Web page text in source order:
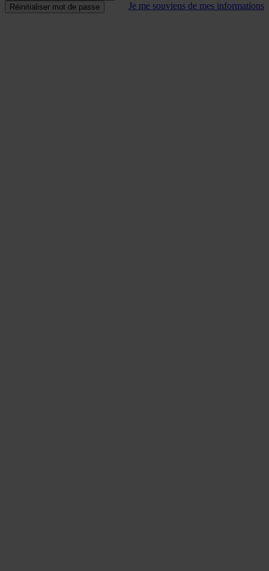
Réinitialiser mot de passe Je me souviens de mes informations